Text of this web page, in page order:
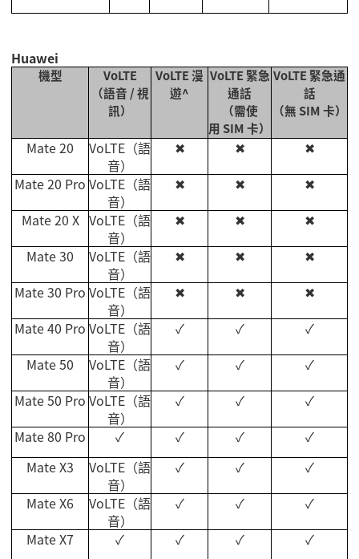
Huawei
機型
VoLTE
（語音 /視
訊）
VoLTE漫
遊^
VoLTE 緊急
通話
（需使
用 SIM卡）
VoLTE 緊急通
話
（無 SIM卡）
Mate 20 VoLTE （語
音）
✖ ✖
✖
Mate 20 Pro VoLTE （語
音）
✖ ✖
✖
Mate 20 X VoLTE （語
音）
✖ ✖
✖
Mate 30
VoLTE （語
音）
✖ ✖
✖
Mate 30 Pro VoLTE （語
音）
✖ ✖
✖
Mate 40 Pro VoLTE （語
音）
✓ ✓
✓
Mate 50
VoLTE （語
音）
✓ ✓
✓
Mate 50 Pro VoLTE （語
音）
✓ ✓
✓
Mate 80 Pro
✓ ✓ ✓
✓
Mate X3
VoLTE （語
音）
✓ ✓
✓
Mate X6
VoLTE （語
音）
✓ ✓
✓
Mate X7
✓ ✓ ✓
✓